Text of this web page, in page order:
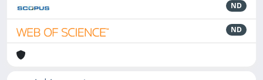
ND
ND